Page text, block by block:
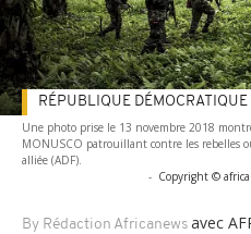
Une photo prise le 13 novembre 2018
MONUSCO patrouillant contre les rebelles
alliée (ADF).
- Copyright ©
By Rédaction Africanews avec
RÉPUBLIQUE